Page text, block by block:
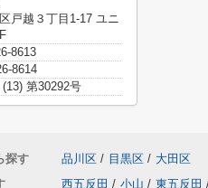
戸越３丁目1-17 ユニ
8613
8614
第30292号
探す 品川区 / 目黒区 / 大田区
西五反田 / 小山 / 東五反田